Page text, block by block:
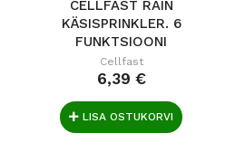
CELLFAST RAIN
KÄSISPRINKLER. 6
FUNKTSIOONI
Cellfast
6,39 €
LISA OSTUKORVI